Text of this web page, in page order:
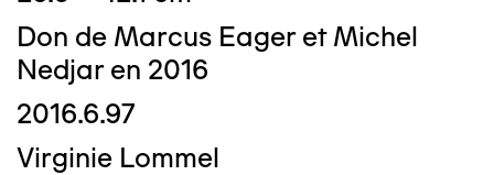
Don de Marcus Eager et Michel
Nedjar en 2016
2016.6.97
Virginie Lommel